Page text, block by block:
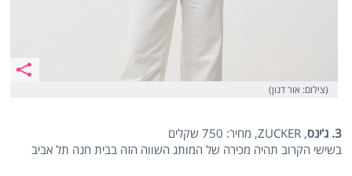
(צילום: אור דנון)
3. ג'ינס
, ZUCKER, מחיר: 750 שקלים
בשישי הקרוב תהיה מכירה של המותג השווה הזה בבית חנה תל אביב